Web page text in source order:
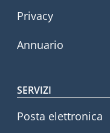
Privacy
Annuario
SERVIZI
Posta elettronica